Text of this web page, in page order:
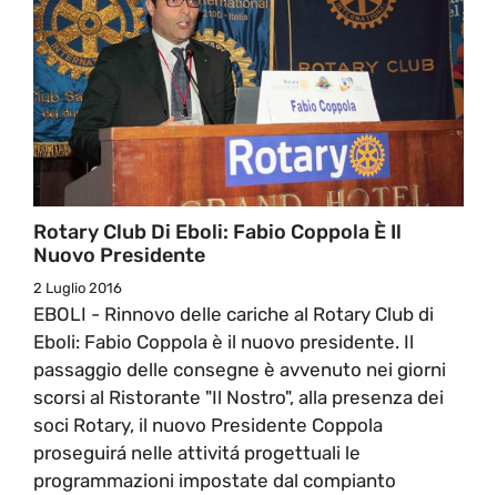
Rotary Club Di Eboli: Fabio Coppola È Il
Nuovo Presidente
2 Luglio 2016
EBOLI - Rinnovo delle cariche al Rotary Club di
Eboli: Fabio Coppola è il nuovo presidente. Il
passaggio delle consegne è avvenuto nei giorni
scorsi al Ristorante "Il Nostro", alla presenza dei
soci Rotary, il nuovo Presidente Coppola
proseguirá nelle attivitá progettuali le
programmazioni impostate dal compianto